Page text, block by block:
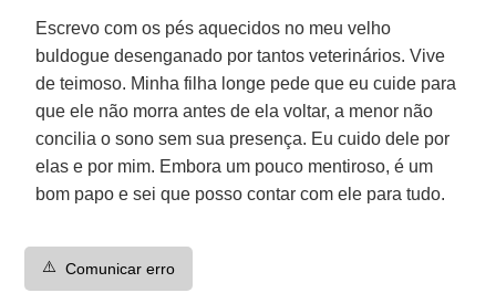
Escrevo com os pés aquecidos no meu velho
buldogue desenganado por tantos veterinários. Vive
de teimoso. Minha filha longe pede que eu cuide para
que ele não morra antes de ela voltar, a menor não
concilia o sono sem sua presença. Eu cuido dele por
elas e por mim. Embora um pouco mentiroso, é um
bom papo e sei que posso contar com ele para tudo.
⚠️ Comunicar erro